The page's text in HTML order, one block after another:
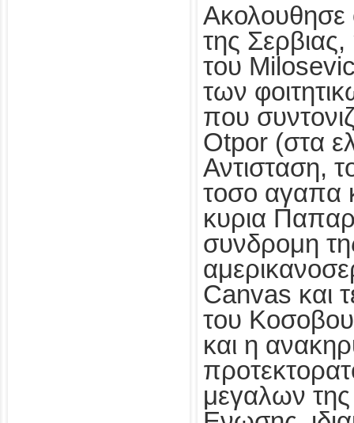
Ακολουθησε
της
του
των
που
Otpor (στα
Αντισταση,
τοσο αγαπα
κυρια
συνδρομη
Canvas και
του
και η
μεγαλων